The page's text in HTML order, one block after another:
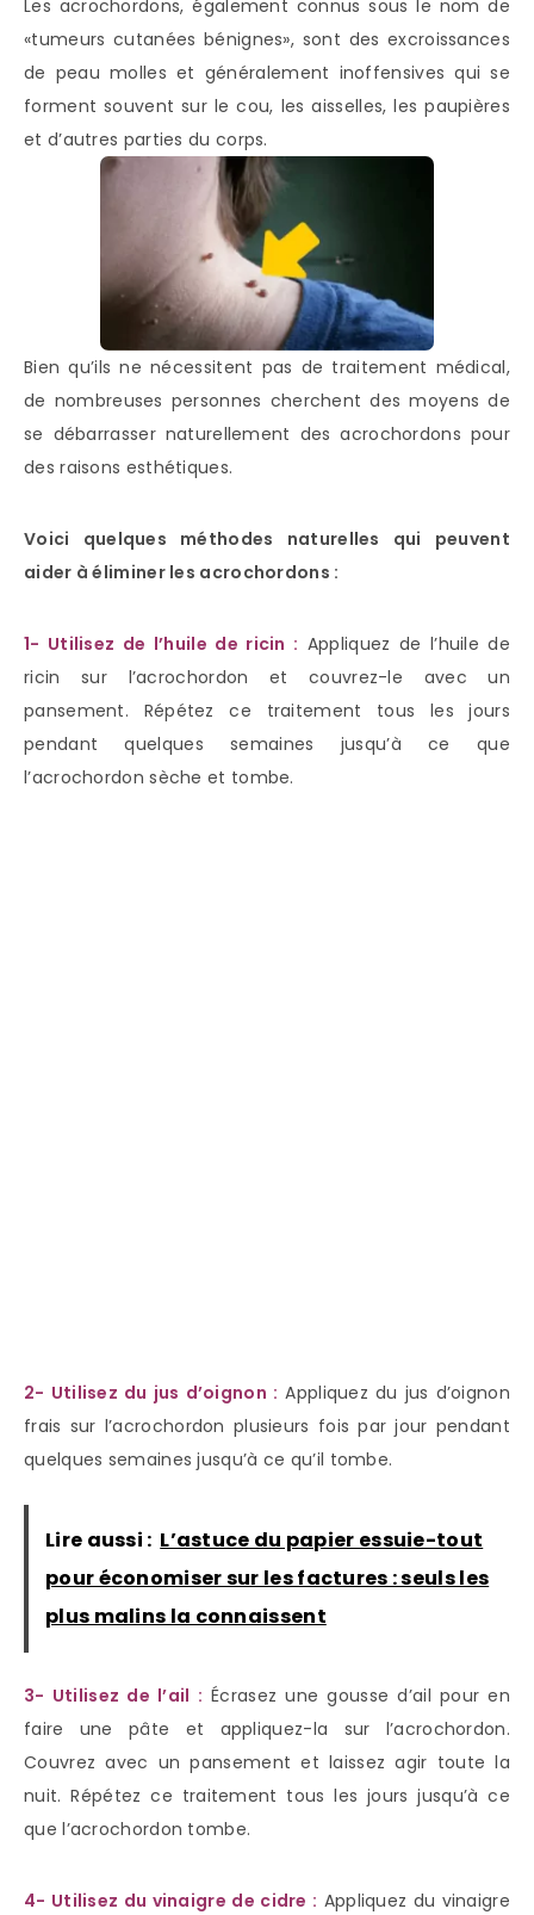
Les acrochordons, également connus sous le nom de
«tumeurs cutanées bénignes», sont des excroissances
de peau molles et généralement inoffensives qui se
forment souvent sur le cou, les aisselles, les paupières
et d’autres parties du corps.
Bien qu’ils ne nécessitent pas de traitement médical,
de nombreuses personnes cherchent des moyens de
se débarrasser naturellement des acrochordons pour
des raisons esthétiques.
Voici quelques méthodes naturelles qui peuvent
aider à éliminer les acrochordons :
1- Utilisez de l’huile de ricin : Appliquez de l’huile de
ricin sur l’acrochordon et couvrez-le avec un
pansement. Répétez ce traitement tous les jours
pendant quelques semaines jusqu’à ce que
l’acrochordon sèche et tombe.
2- Utilisez du jus d’oignon : Appliquez du jus d’oignon
frais sur l’acrochordon plusieurs fois par jour pendant
quelques semaines jusqu’à ce qu’il tombe.
Lire aussi : L’astuce du papier essuie-tout
pour économiser sur les factures : seuls les
plus malins la connaissent
3- Utilisez de l’ail : Écrasez une gousse d’ail pour en
faire une pâte et appliquez-la sur l’acrochordon.
Couvrez avec un pansement et laissez agir toute la
nuit. Répétez ce traitement tous les jours jusqu’à ce
que l’acrochordon tombe.
4- Utilisez du vinaigre de cidre : Appliquez du vinaigre